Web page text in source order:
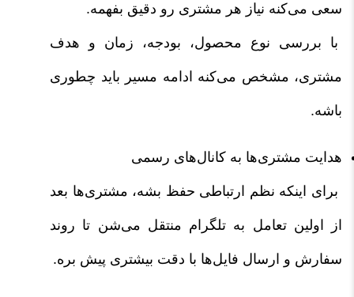
سعی می‌کنه نیاز هر مشتری رو دقیق بفهمه.
با بررسی نوع محصول، بودجه، زمان و هدف
مشتری، مشخص می‌کنه ادامه مسیر باید چطوری
باشه.
هدایت مشتری‌ها به کانال‌های رسمی
برای اینکه نظم ارتباطی حفظ بشه، مشتری‌ها بعد
از اولین تعامل به تلگرام منتقل می‌شن تا روند
سفارش و ارسال فایل‌ها با دقت بیشتری پیش بره.